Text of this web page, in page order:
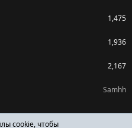
1,475
1,936
2,167
Samhh
cookie, чтобы